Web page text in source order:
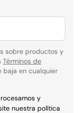
sobre productos y
Términos de
baja en cualquier
y
nuestra política